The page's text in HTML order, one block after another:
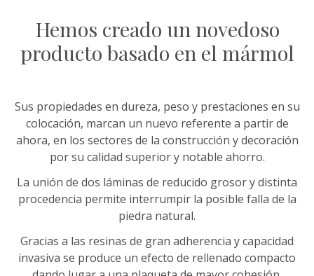
Hemos creado un novedoso
producto basado en el mármol
Sus propiedades en dureza, peso y prestaciones en su
colocación, marcan un nuevo referente a partir de
ahora, en los sectores de la construcción y decoración
por su calidad superior y notable ahorro.
La unión de dos láminas de reducido grosor y distinta
procedencia permite interrumpir la posible falla de la
piedra natural.
Gracias a las resinas de gran adherencia y capacidad
invasiva se produce un efecto de rellenado compacto